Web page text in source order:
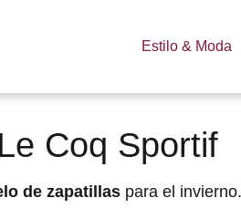
Estilo & Moda
Coq Sportif
de zapatillas para el invierno.